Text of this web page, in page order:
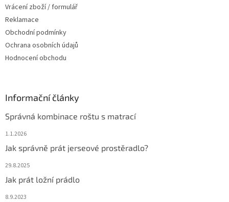
Vrácení zboží / formulář
Reklamace
Obchodní podmínky
Ochrana osobních údajů
Hodnocení obchodu
Informační články
Správná kombinace roštu s matrací
1.1.2026
Jak správně prát jerseové prostěradlo?
29.8.2025
Jak prát ložní prádlo
8.9.2023